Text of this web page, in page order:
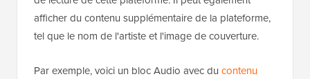
afficher du contenu supplémentaire de la plateforme,
tel que le nom de l'artiste et l'image de couverture.
Par exemple, voici un bloc Audio avec du contenu